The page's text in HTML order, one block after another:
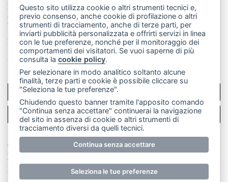
La redazione
MerateOnline CasateOnline
RSS
Made by VIP
Privacy policy
Cookie policy
Rivedi le tue scelte sui cookie
SCRIVICI
PER LA TUA PUBBLICITÀ
© Copyright Merateonline S.r.l. - Tutti i diritti riservati.
E' proibita la riproduzione e pubblicazione anche
parziale di testi, articoli e immagini senza la
preventiva autorizzazione scritta dell'editore. RI Lecco
Questo sito utilizza cookie o altri strumenti tecnici e,
previo consenso, anche cookie di profilazione o altri
strumenti di tracciamento, anche di terze parti, per
inviarti pubblicità personalizzata e offrirti servizi in linea
con le tue preferenze, nonché per il monitoraggio dei
comportamenti dei visitatori. Se vuoi saperne di più
consulta lacookie policy.
Per selezionare in modo analitico soltanto alcune
finalità, terze parti e cookie è possibile cliccare su
"Seleziona le tue preferenze".
Chiudendo questo banner tramite l'apposito comando
"Continua senza accettare" continuerai la navigazione
del sito in assenza di cookie o altri strumenti di
tracciamento diversi da quelli tecnici.
Continua senza accettare
Seleziona le tue preferenze